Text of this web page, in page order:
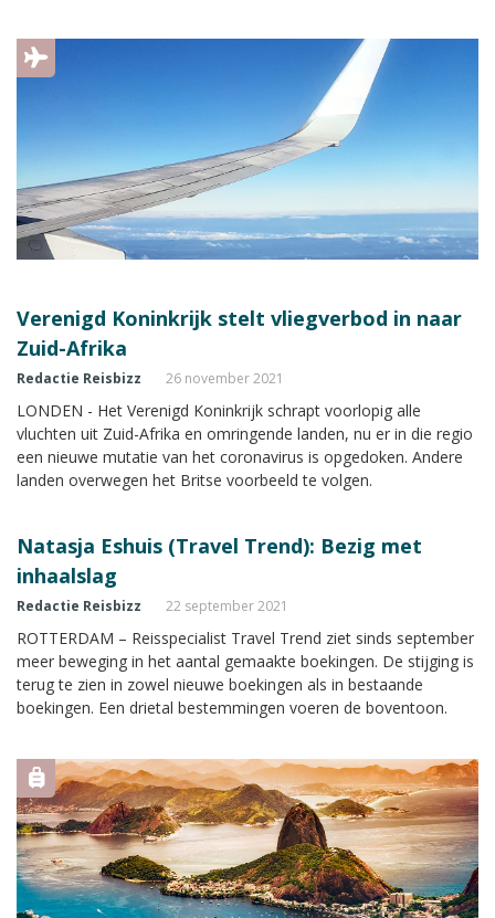
inreisverbod voor landen uit zuidelijk Afrika, vanwege de daar
ontdekte Omikron-variant van het coronavirus.
Verenigd Koninkrijk stelt vliegverbod in naar
Zuid-Afrika
Redactie Reisbizz 26 november 2021
LONDEN - Het Verenigd Koninkrijk schrapt voorlopig alle
vluchten uit Zuid-Afrika en omringende landen, nu er in die regio
een nieuwe mutatie van het coronavirus is opgedoken. Andere
landen overwegen het Britse voorbeeld te volgen.
Natasja Eshuis (Travel Trend): Bezig met
inhaalslag
Redactie Reisbizz 22 september 2021
ROTTERDAM – Reisspecialist Travel Trend ziet sinds september
meer beweging in het aantal gemaakte boekingen. De stijging is
terug te zien in zowel nieuwe boekingen als in bestaande
boekingen. Een drietal bestemmingen voeren de boventoon.